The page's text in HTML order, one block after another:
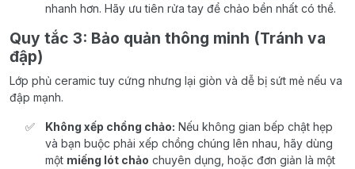
nhanh hơn. Hãy ưu tiên rửa tay để chảo bền nhất có thể.
Quy tắc 3: Bảo quản thông minh (Tránh va
đập)
Lớp phủ ceramic tuy cứng nhưng lại giòn và dễ bị sứt mẻ nếu va
đập mạnh.
Không xếp chồng chảo: Nếu không gian bếp chật hẹp
và bạn buộc phải xếp chồng chúng lên nhau, hãy dùng
một miếng lót chảo chuyên dụng, hoặc đơn giản là một